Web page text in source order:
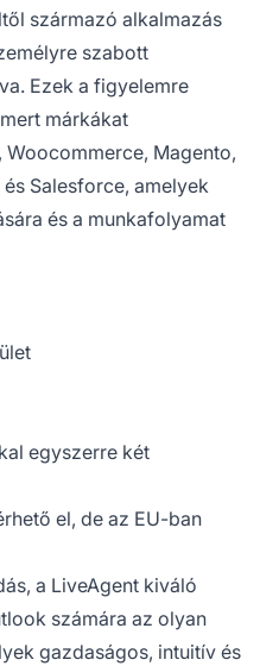
származó alkalmazás
szabott
Ezek a figyelemre
márkákat
Magento,
Salesforce, amelyek
és a munkafolyamat
egyszerre két
el, de az EU-ban
a LiveAgent kiváló
számára az olyan
gazdaságos, intuitív és